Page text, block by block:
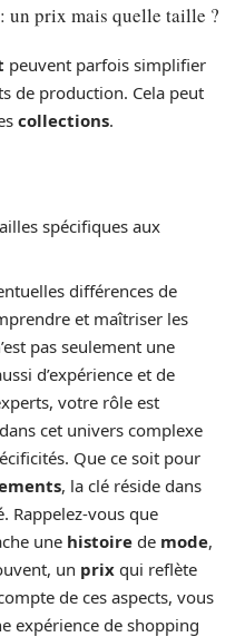
un prix mais quelle taille ?
peuvent parfois simplifier
de production. Cela peut
collections.
spécifiques aux
différences de
et maîtriser les
pas seulement une
d’expérience et de
votre rôle est
dans cet univers complexe
Que ce soit pour
, la clé réside dans
Rappelez-vous que
une histoire de mode,
un prix qui reflète
de ces aspects, vous
expérience de shopping